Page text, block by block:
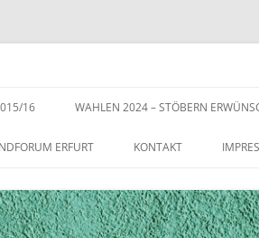
Inhalt
16 WAHLEN 2024 – STÖBERN
ERFURT KONTAKT